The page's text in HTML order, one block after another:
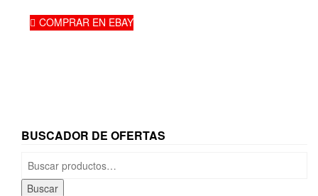
COMPRAR EN EBAY
BUSCADOR DE OFERTAS
por:
Buscar